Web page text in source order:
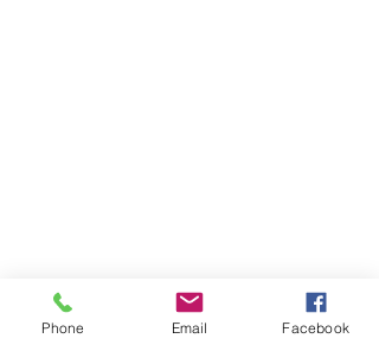
Phone Email Facebook